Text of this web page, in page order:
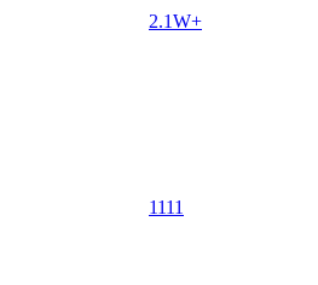
2.1W+
1111